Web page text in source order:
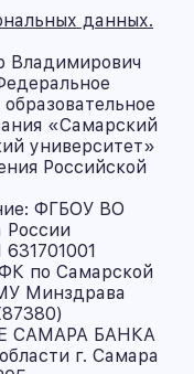
данных.
Владимирович
«Самарский
университет»
Российской
ФГБОУ ВО
по Самарской
Минздрава
САМАРА БАНКА
г. Самара